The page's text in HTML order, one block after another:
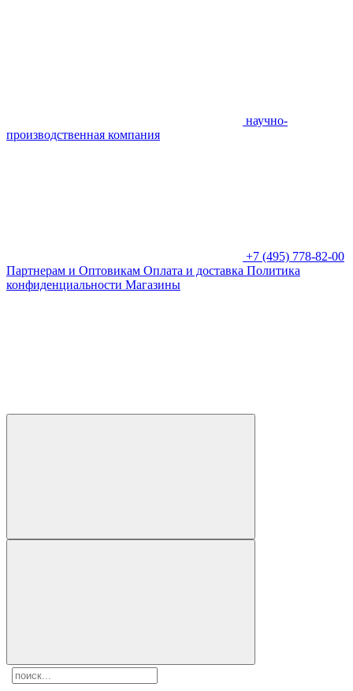
научно-
производственная компания
+7 (495) 778-82-00
Партнерам и Оптовикам Оплата и доставка Политика
конфиденциальности Магазины